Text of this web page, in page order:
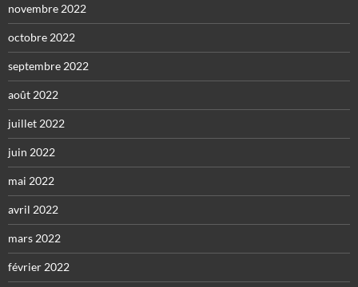
novembre 2022
octobre 2022
septembre 2022
août 2022
juillet 2022
juin 2022
mai 2022
avril 2022
mars 2022
février 2022